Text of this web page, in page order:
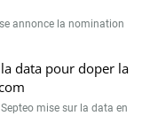
annonce la nomination
data pour doper la
mise sur la data en